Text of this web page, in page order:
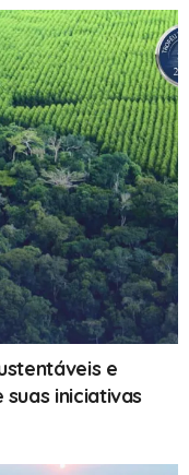
e
iniciativas